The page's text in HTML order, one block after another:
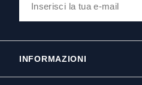
INFORMAZIONI